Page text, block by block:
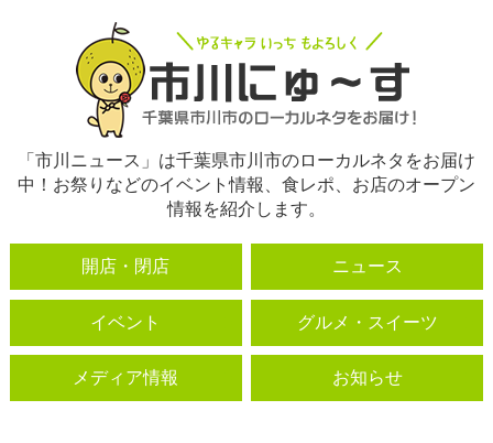
「市川ニュース」は千葉県市川市のローカルネタをお届け
中！お祭りなどのイベント情報、食レポ、お店のオープン
情報を紹介します。
開店・閉店 ニュース
イベント グルメ・スイーツ
メディア情報 お知らせ